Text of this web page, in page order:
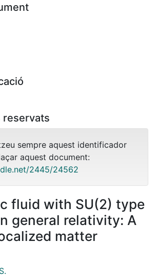
reservats
sempre aquest identificador
aquest document:
2445/24562
fluid with SU(2) type
general relativity: A
matter